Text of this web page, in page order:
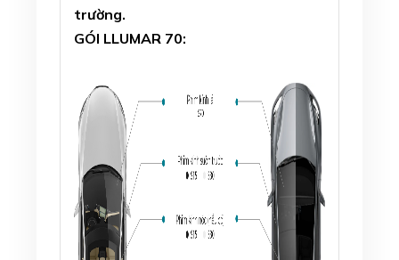
trường.
GÓI LLUMAR 70: